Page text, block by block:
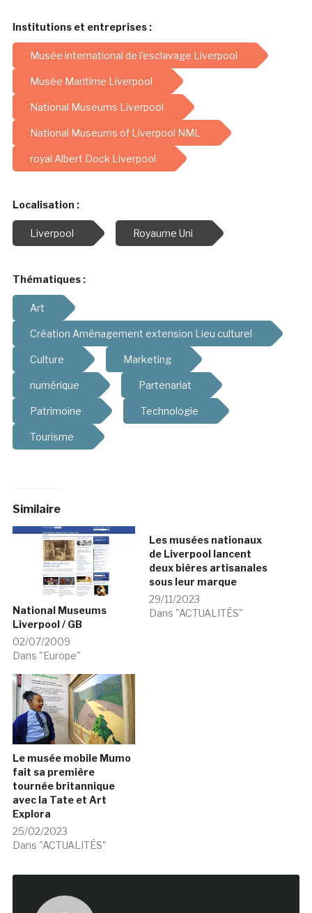
Institutions et entreprises :
Musée international de l'esclavage Liverpool
Musée Maritime Liverpool
National Museums Liverpool
National Museums of Liverpool NML
royal Albert Dock Liverpool
Localisation :
Liverpool Royaume Uni
Thématiques :
Art
Création Aménagement extension Lieu culturel
Culture Marketing
numérique Partenariat
Patrimoine Technologie
Tourisme
Similaire
National Museums
Liverpool / GB
02/07/2009
Dans "Europe"
Les musées nationaux
de Liverpool lancent
deux bières artisanales
sous leur marque
29/11/2023
Dans "ACTUALITÉS"
Le musée mobile Mumo
fait sa première
tournée britannique
avec la Tate et Art
Explora
25/02/2023
Dans "ACTUALITÉS"